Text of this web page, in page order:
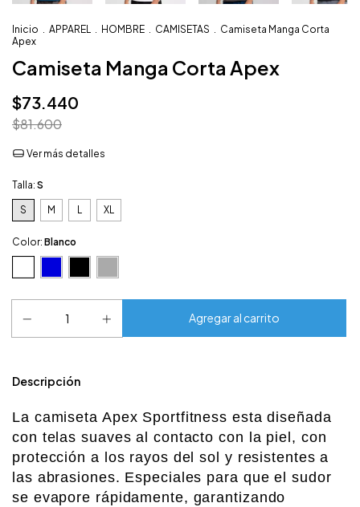
Inicio APPAREL HOMBRE CAMISETAS
Camiseta Manga Corta
Apex
Camiseta Manga Corta Apex
$73.440
$81.600
Ver más detalles
Talla: S
S M L XL
Color: Blanco
Descripción
La camiseta Apex Sportfitness esta diseñada
con telas suaves al contacto con la piel, con
protección a los rayos del sol y resistentes a
las abrasiones. Especiales para que el sudor
se evapore rápidamente, garantizando